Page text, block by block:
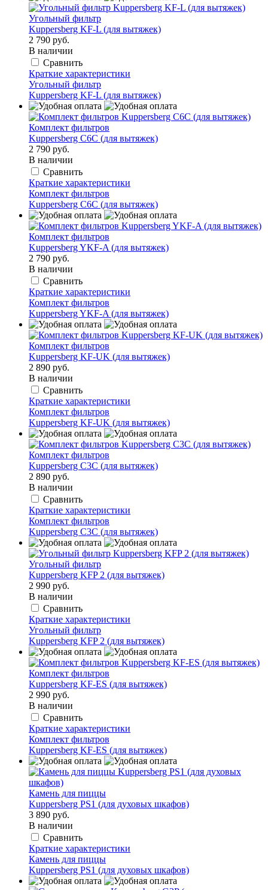
Угольный фильтр
Kuppersberg KF-L (для вытяжек)
2 790 руб.
В наличии
Сравнить
Краткие характеристики
Угольный фильтр
Kuppersberg KF-L (для вытяжек)
Комплект фильтров
Kuppersberg С6С (для вытяжек)
2 790 руб.
В наличии
Сравнить
Краткие характеристики
Комплект фильтров
Kuppersberg С6С (для вытяжек)
Комплект фильтров
Kuppersberg YKF-A (для вытяжек)
2 790 руб.
В наличии
Сравнить
Краткие характеристики
Комплект фильтров
Kuppersberg YKF-A (для вытяжек)
Комплект фильтров
Kuppersberg KF-UK (для вытяжек)
2 890 руб.
В наличии
Сравнить
Краткие характеристики
Комплект фильтров
Kuppersberg KF-UK (для вытяжек)
Комплект фильтров
Kuppersberg C3C (для вытяжек)
2 890 руб.
В наличии
Сравнить
Краткие характеристики
Комплект фильтров
Kuppersberg C3C (для вытяжек)
Угольный фильтр
Kuppersberg KFP 2 (для вытяжек)
2 990 руб.
В наличии
Сравнить
Краткие характеристики
Угольный фильтр
Kuppersberg KFP 2 (для вытяжек)
Комплект фильтров
Kuppersberg KF-ES (для вытяжек)
2 990 руб.
В наличии
Сравнить
Краткие характеристики
Комплект фильтров
Kuppersberg KF-ES (для вытяжек)
Камень для пиццы
Kuppersberg PS1 (для духовых шкафов)
3 890 руб.
В наличии
Сравнить
Краткие характеристики
Камень для пиццы
Kuppersberg PS1 (для духовых шкафов)